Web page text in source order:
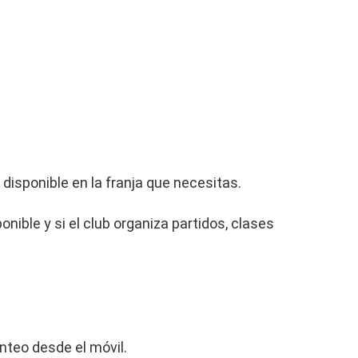
en la franja que necesitas.
y si el club organiza partidos, clases
desde el móvil.